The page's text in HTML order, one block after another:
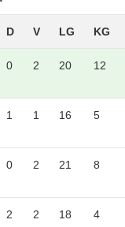
D V LG KG
0 2 20 12
1 1 16 5
0 2 21 8
2 2 18 4